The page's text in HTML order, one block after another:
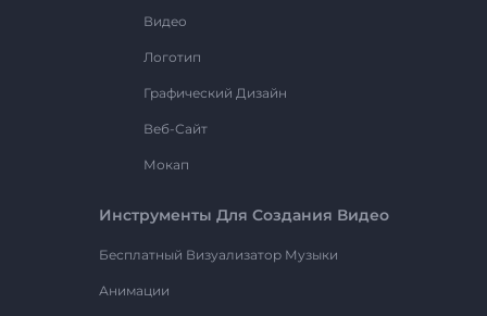
Видео
Логотип
Графический Дизайн
Веб-Сайт
Мокап
Инструменты Для Создания Видео
Бесплатный Визуализатор Музыки
Анимации